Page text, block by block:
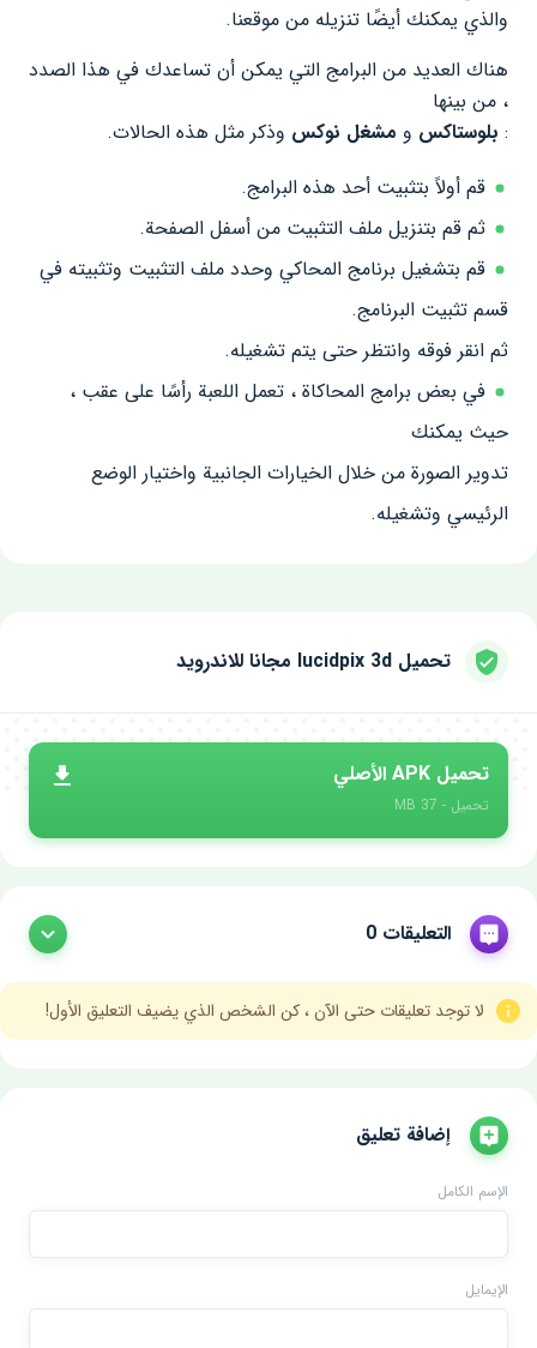
والذي يمكنك أيضًا تنزيله من موقعنا.
هناك العديد من البرامج التي يمكن أن تساعدك في هذا الصدد
، من بينها
: بلوستاكس و مشغل نوكس وذكر مثل هذه الحالات.
قم أولاً بتثبيت أحد هذه البرامج.
ثم قم بتنزيل ملف التثبيت من أسفل الصفحة.
قم بتشغيل برنامج المحاكي وحدد ملف التثبيت وتثبيته في
قسم تثبيت البرنامج.
ثم انقر فوقه وانتظر حتى يتم تشغيله.
في بعض برامج المحاكاة ، تعمل اللعبة رأسًا على عقب ،
حيث يمكنك
تدوير الصورة من خلال الخيارات الجانبية واختيار الوضع
الرئيسي وتشغيله.
تحميل lucidpix 3d مجانا للاندرويد
تحميل APK الأصلي
تحميل - 37 MB
التعليقات 0
لا توجد تعليقات حتى الآن ، كن الشخص الذي يضيف التعليق الأول!
إضافة تعليق
الإسم الكامل
الإيمايل